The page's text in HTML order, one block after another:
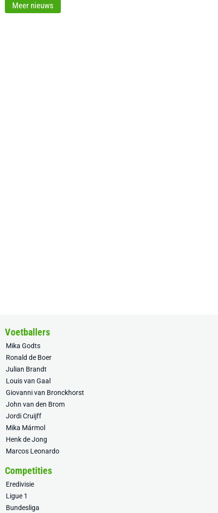
Meer nieuws
Voetballers
Mika Godts
Ronald de Boer
Julian Brandt
Louis van Gaal
Giovanni van Bronckhorst
John van den Brom
Jordi Cruijff
Mika Mármol
Henk de Jong
Marcos Leonardo
Competities
Eredivisie
Ligue 1
Bundesliga